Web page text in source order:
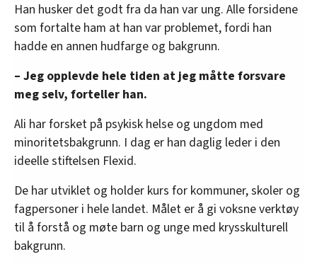
Han husker det godt fra da han var ung. Alle forsidene
som fortalte ham at han var problemet, fordi han
hadde en annen hudfarge og bakgrunn.
– Jeg opplevde hele tiden at jeg måtte forsvare
meg selv, forteller han.
Ali har forsket på psykisk helse og ungdom med
minoritetsbakgrunn. I dag er han daglig leder i den
ideelle stiftelsen Flexid.
De har utviklet og holder kurs for kommuner, skoler og
fagpersoner i hele landet. Målet er å gi voksne verktøy
til å forstå og møte barn og unge med krysskulturell
bakgrunn.